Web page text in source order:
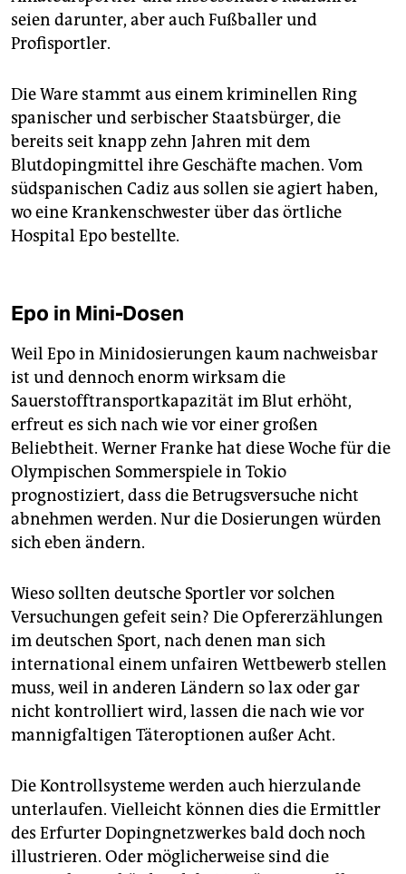
seien darunter, aber auch Fußballer und
Profisportler.
Die Ware stammt aus einem kriminellen Ring
spanischer und serbischer Staatsbürger, die
bereits seit knapp zehn Jahren mit dem
Blutdopingmittel ihre Geschäfte machen. Vom
südspanischen Cadiz aus sollen sie agiert haben,
wo eine Krankenschwester über das örtliche
Hospital Epo bestellte.
Epo in Mini-Dosen
Weil Epo in Minidosierungen kaum nachweisbar
ist und dennoch enorm wirksam die
Sauerstofftransportkapazität im Blut erhöht,
erfreut es sich nach wie vor einer großen
Beliebtheit. Werner Franke hat diese Woche für die
Olympischen Sommerspiele in Tokio
prognostiziert, dass die Betrugsversuche nicht
abnehmen werden. Nur die Dosierungen würden
sich eben ändern.
Wieso sollten deutsche Sportler vor solchen
Versuchungen gefeit sein? Die Opfererzählungen
im deutschen Sport, nach denen man sich
international einem unfairen Wettbewerb stellen
muss, weil in anderen Ländern so lax oder gar
nicht kontrolliert wird, lassen die nach wie vor
mannigfaltigen Täteroptionen außer Acht.
Die Kontrollsysteme werden auch hierzulande
unterlaufen. Vielleicht können dies die Ermittler
des Erfurter Dopingnetzwerkes bald doch noch
illustrieren. Oder möglicherweise sind die